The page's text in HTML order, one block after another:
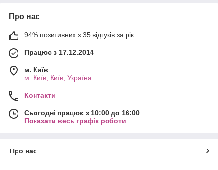
Про нас
94% позитивних з 35 відгуків за рік
Працює з 17.12.2014
м. Київ
м. Київ, Київ, Україна
Контакти
Сьогодні працює з 10:00 до 16:00
Показати весь графік роботи
Про нас